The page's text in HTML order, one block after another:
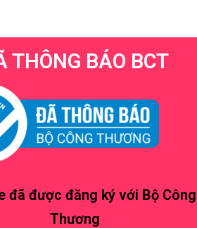
THÔNG BÁO BCT
đã được đăng ký với Bộ Công
Thương